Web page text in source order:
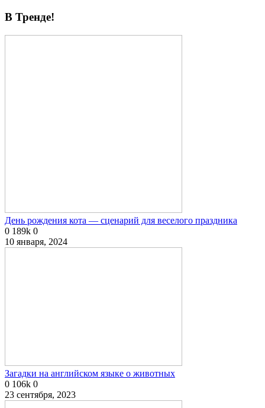
В Тренде!
День рождения кота — сценарий для веселого праздника
0 189k 0
10 января, 2024
Загадки на английском языке о животных
0 106k 0
23 сентября, 2023